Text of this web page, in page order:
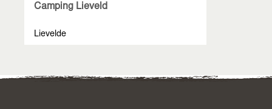
Camping Lieveld
Lievelde